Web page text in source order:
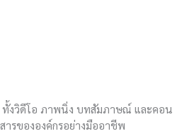
งวิดีโอ ภาพนิ่ง บทสัมภาษณ์ และคอน
รขององค์กรอย่างมืออาชีพ